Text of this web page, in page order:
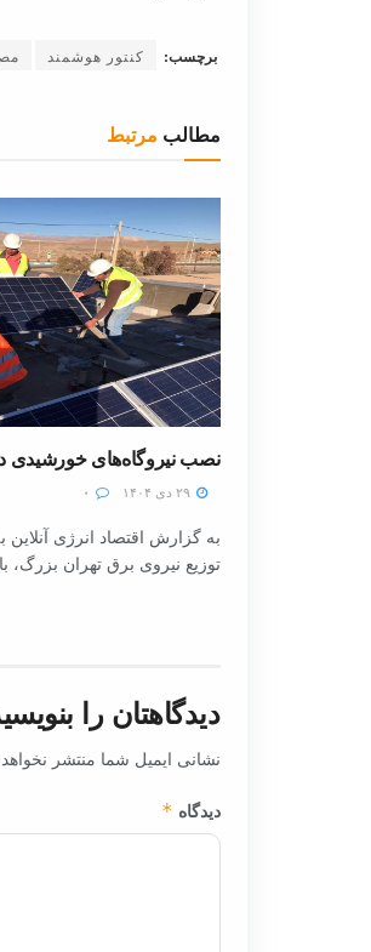
برچسب: کنتور هوشمند
مطالب مرتبط
نصب نیروگاه‌های خورشیدی در ۳۰ مدرسه شهر
۲۹ دی ۱۴۰۴
به گزارش اقتصاد انرژی آنلاین
توزیع نیروی برق تهران بزرگ،
دیدگاهتان را
نشانی ایمیل شما منتشر
دیدگاه *